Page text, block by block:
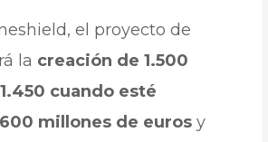
el proyecto de
la creación de 1.500
cuando esté
millones de euros y